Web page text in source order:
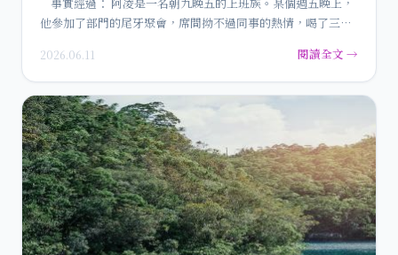
他參加了部門的尾牙聚會，席間拗不過同事的熱情，喝了三…
2026.06.11 閱讀全文 →